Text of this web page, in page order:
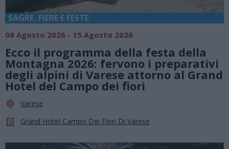
SAGRE, FIERE E FESTE
08 Agosto 2026 - 15 Agosto 2026
Ecco il programma della festa della
Montagna 2026: fervono i preparativi
degli alpini di Varese attorno al Grand
Hotel del Campo dei fiori
Varese
Grand Hotel Campo Dei Fiori Di Varese